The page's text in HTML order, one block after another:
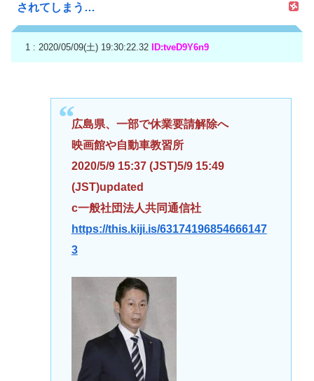
されてしまう…
1 : 2020/05/09(土) 19:30:22.32 ID:tveD9Y6n9
広島県、一部で休業要請解除へ
映画館や自動車教習所
2020/5/9 15:37 (JST)5/9 15:49
(JST)updated
c一般社団法人共同通信社
https://this.kiji.is/63174196854666147
3